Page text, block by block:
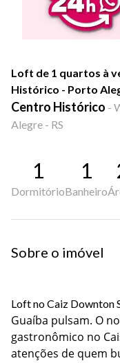
Loft de 1 quartos à
Histórico - Porto
Centro Histórico -
Alegre - RS
1
Dormitório
1
Banheiro
Sobre o imóvel
Loft no Caiz Downton
Guaíba pulsam. O
gastronômico no
atenções de quem